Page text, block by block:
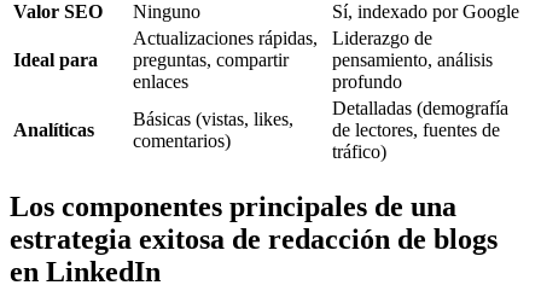
Valor SEO
Ninguno Sí, indexado por Google
Ideal para
Actualizaciones rápidas,
preguntas, compartir
enlaces
Liderazgo de
pensamiento, análisis
profundo
Analíticas
Básicas (vistas, likes,
comentarios)
Detalladas (demografía
de lectores, fuentes de
tráfico)
Los componentes principales de una
estrategia exitosa de redacción de blogs
en LinkedIn